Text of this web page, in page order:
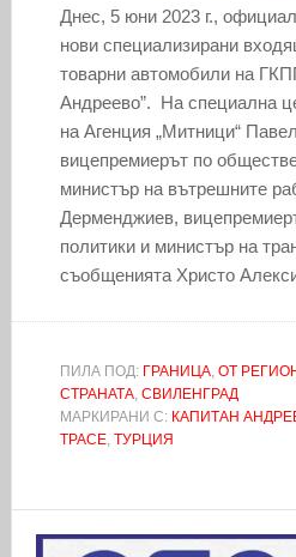
Днес, 5 юни 2023 г.,
нови специализирани
товарни автомобили на
Андреево”. На специална
на Агенция „Митници“
вицепремиерът по
министър на вътрешните
Дерменджиев,
политики и министър на
съобщенията Христо
ПИЛА ПОД: ГРАНИЦА, ОТ
СТРАНАТА, СВИЛЕНГРАД
МАРКИРАНИ С: КАПИТАН
ТРАСЕ, ТУРЦИЯ